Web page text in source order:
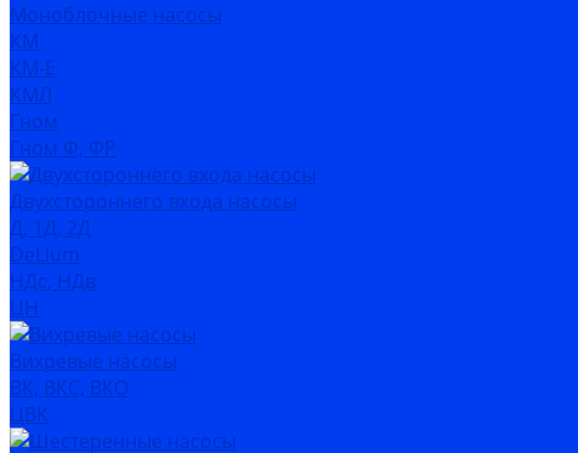
Моноблочные насосы
КМ
КМ-Е
КМЛ
Гном
Гном Ф, ФР
Двухстороннего входа насосы
Д, 1Д, 2Д
DeLium
НДс, НДв
ЦН
Вихревые насосы
ВК, ВКС, ВКО
ЦВК